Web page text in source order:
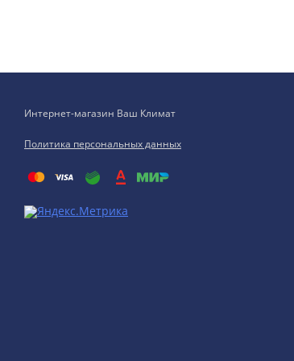
Интернет-магазин Ваш Климат
Политика персональных данных